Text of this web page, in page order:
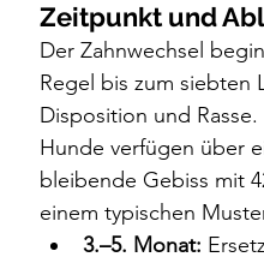
Zeitpunkt und
Der Zahnwechsel
Regel bis zum siebten
Disposition und Rasse.
Hunde verfügen über
bleibende Gebiss mit
einem typischen
3.–5. Monat: